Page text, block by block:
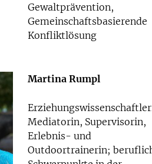
Gewaltprävention,
Gemeinschaftsbasierende
Konfliktlösung
Martina Rumpl
Mediatorin, Supervisorin,
Erlebnis- und
Outdoortrainerin;